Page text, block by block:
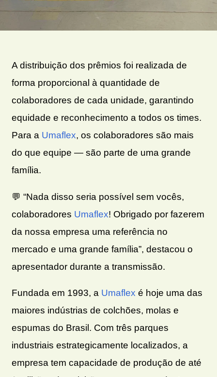
A distribuição dos prêmios foi realizada de
forma proporcional à quantidade de
colaboradores de cada unidade, garantindo
equidade e reconhecimento a todos os times.
Para a Umaflex, os colaboradores são mais
do que equipe — são parte de uma grande
família.
💬 “Nada disso seria possível sem vocês,
colaboradores Umaflex! Obrigado por fazerem
da nossa empresa uma referência no
mercado e uma grande família”, destacou o
apresentador durante a transmissão.
Fundada em 1993, a Umaflex é hoje uma das
maiores indústrias de colchões, molas e
espumas do Brasil. Com três parques
industriais estrategicamente localizados, a
empresa tem capacidade de produção de até